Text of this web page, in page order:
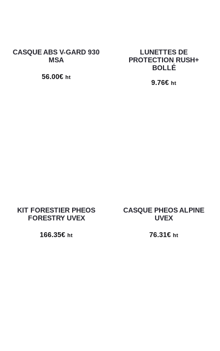
CASQUE ABS V-GARD 930
MSA
56.00€ ht
LUNETTES DE
PROTECTION RUSH+
BOLLÉ
9.76€ ht
KIT FORESTIER PHEOS
FORESTRY UVEX
166.35€ ht
CASQUE PHEOS ALPINE
UVEX
76.31€ ht